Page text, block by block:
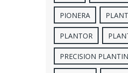
PIONERA
PLANTOR
PRECISION